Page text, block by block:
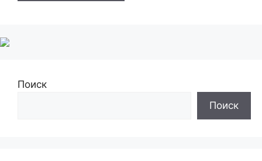
Поиск
Поиск